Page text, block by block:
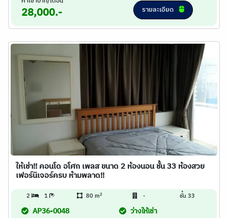
28,000.- รายละเอียด
ให้เช่า!! คอนโด อโศก เพลส ขนาด 2 ห้องนอน ชั้น 33 ห้องสวย
เฟอร์นิเจอร์ครบ ห้ามพลาด!!
2 1 80 m2 - ชั้น 33
AP36-0048 ว่างให้เช่า